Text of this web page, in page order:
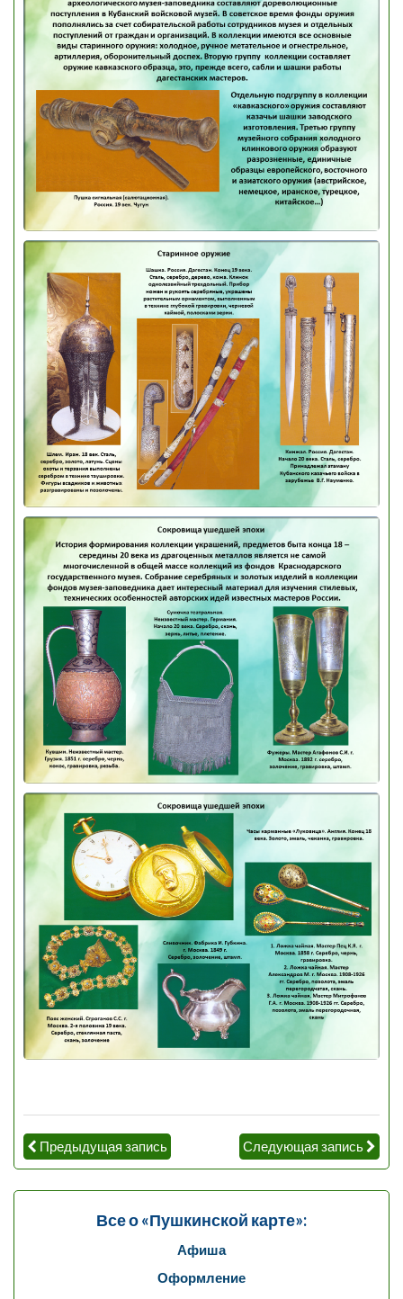
Предыдущая запись Следующая запись
Все о «Пушкинской карте»:
Афиша
Оформление